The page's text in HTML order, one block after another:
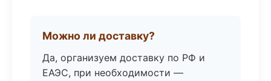
Можно ли доставку?
Да, организуем доставку по РФ и
ЕАЭС, при необходимости —